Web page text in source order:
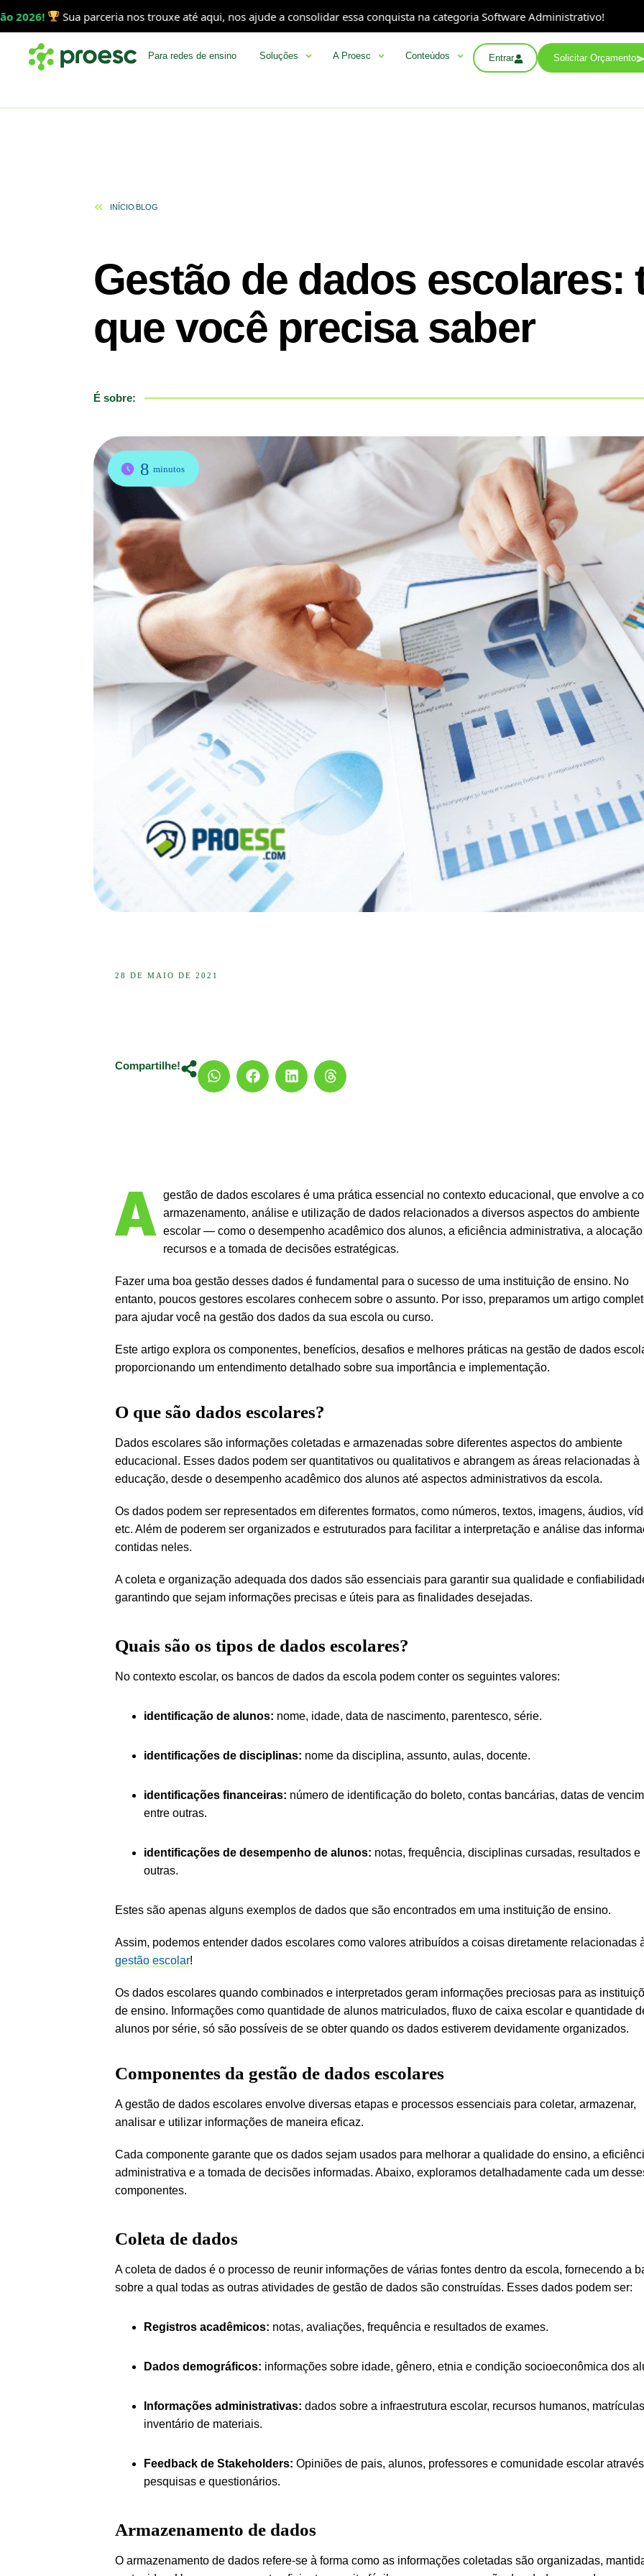
Sua parceria nos trouxe até aqui, nos ajude a consolidar essa conquista na categoria Software Administrativo! A
Para redes de ensino Soluções A Proesc Conteúdos Entrar Solicitar Orçamento
INÍCIOBLOG
Gestão de dados escolares:
que você precisa saber
É sobre:
8 minutos
28 DE MAIO DE 2021
Compartilhe!
A gestão de dados escolares é uma prática essencial no contexto educacional, que envolve a
armazenamento, análise e utilização de dados relacionados a diversos aspectos do ambiente
escolar — como o desempenho acadêmico dos alunos, a eficiência administrativa, a
recursos e a tomada de decisões estratégicas.
Fazer uma boa gestão desses dados é fundamental para o sucesso de uma instituição de ensino. No
entanto, poucos gestores escolares conhecem sobre o assunto. Por isso, preparamos um artigo
para ajudar você na gestão dos dados da sua escola ou curso.
Este artigo explora os componentes, benefícios, desafios e melhores práticas na gestão de dados
proporcionando um entendimento detalhado sobre sua importância e implementação.
O que são dados escolares?
Dados escolares são informações coletadas e armazenadas sobre diferentes aspectos do ambiente
educacional. Esses dados podem ser quantitativos ou qualitativos e abrangem as áreas relacionadas à
educação, desde o desempenho acadêmico dos alunos até aspectos administrativos da escola.
Os dados podem ser representados em diferentes formatos, como números, textos, imagens, áudios,
etc. Além de poderem ser organizados e estruturados para facilitar a interpretação e análise das
contidas neles.
A coleta e organização adequada dos dados são essenciais para garantir sua qualidade e
garantindo que sejam informações precisas e úteis para as finalidades desejadas.
Quais são os tipos de dados escolares?
No contexto escolar, os bancos de dados da escola podem conter os seguintes valores:
identificação de alunos: nome, idade, data de nascimento, parentesco, série.
identificações de disciplinas: nome da disciplina, assunto, aulas, docente.
identificações financeiras: número de identificação do boleto, contas bancárias, datas de
entre outras.
identificações de desempenho de alunos: notas, frequência, disciplinas cursadas, resultados e
outras.
Estes são apenas alguns exemplos de dados que são encontrados em uma instituição de ensino.
Assim, podemos entender dados escolares como valores atribuídos a coisas diretamente relacionadas
gestão escolar!
Os dados escolares quando combinados e interpretados geram informações preciosas para as
de ensino. Informações como quantidade de alunos matriculados, fluxo de caixa escolar e quantidade
alunos por série, só são possíveis de se obter quando os dados estiverem devidamente organizados.
Componentes da gestão de dados escolares
A gestão de dados escolares envolve diversas etapas e processos essenciais para coletar, armazenar,
analisar e utilizar informações de maneira eficaz.
Cada componente garante que os dados sejam usados para melhorar a qualidade do ensino, a
administrativa e a tomada de decisões informadas. Abaixo, exploramos detalhadamente cada um
componentes.
Coleta de dados
A coleta de dados é o processo de reunir informações de várias fontes dentro da escola, fornecendo a
sobre a qual todas as outras atividades de gestão de dados são construídas. Esses dados podem ser:
Registros acadêmicos: notas, avaliações, frequência e resultados de exames.
Dados demográficos: informações sobre idade, gênero, etnia e condição socioeconômica dos
Informações administrativas: dados sobre a infraestrutura escolar, recursos humanos,
inventário de materiais.
Feedback de Stakeholders: Opiniões de pais, alunos, professores e comunidade escolar
pesquisas e questionários.
Armazenamento de dados
O armazenamento de dados refere-se à forma como as informações coletadas são organizadas,